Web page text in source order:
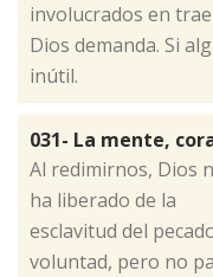
involucrados en
Dios demanda. Si
inútil.
031- La mente,
​Al redimirnos, Dios
ha liberado de la
esclavitud del
voluntad, pero no